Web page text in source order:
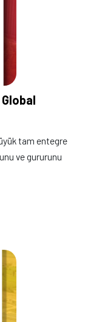
tam entegre
ve gururunu